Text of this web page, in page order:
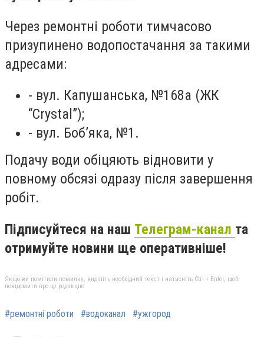
Через ремонтні роботи тимчасово
призупинено водопостачання за такими
адресами:
- вул. Капушанська, №168а (ЖК
“Crystal”);
- вул. Боб’яка, №1.
Подачу води обіцяють відновити у
повному обсязі одразу після завершення
робіт.
Підписуйтеся на наш Телеграм-канал та
отримуйте новини ще оперативніше!
Якщо ви помітили помилку, виділіть необхідний текст і натисніть Ctrl + Enter, щоб
повідомити про це редакцію
#ремонтні роботи #водоканал #ужгород